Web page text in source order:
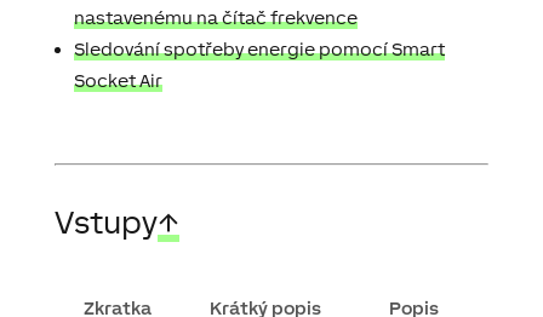
nastavenému na čítač frekvence
Sledování spotřeby energie pomocí Smart
Socket Air
Vstupy↑
Zkratka Krátký popis Popis